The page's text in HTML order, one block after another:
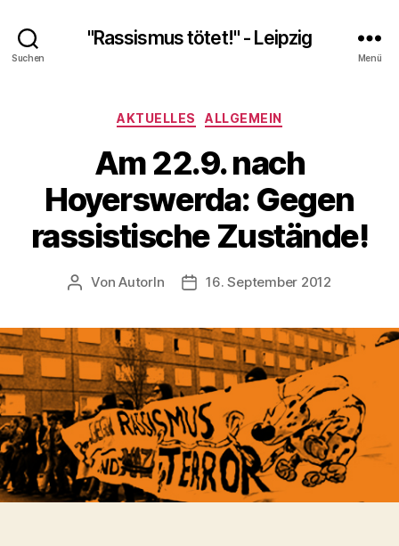
Suchen
"Rassismus tötet!" - Leipzig
Menü
Kategorien
AKTUELLES ALLGEMEIN
Am 22.9. nach
Hoyerswerda: Gegen
rassistische Zustände!
Beitragsautor
VonAutorIn Veröffentlichungsdatum
16. September 2012